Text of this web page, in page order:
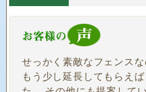
せっかく素敵なフェンス
もう少し延長してもらえ